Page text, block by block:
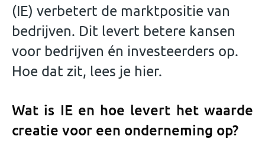
(IE) verbetert de marktpositie van
bedrijven. Dit levert betere kansen
voor bedrijven én investeerders op.
Hoe dat zit, lees je hier.
Wat is IE en hoe levert het waarde
creatie voor een onderneming op?